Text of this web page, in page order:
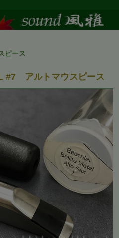
ピース
#7 アルトマウスピース